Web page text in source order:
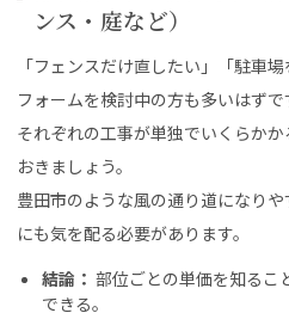
ンス・庭など）
「フェンスだけ直したい」「駐車
フォームを検討中の方も多いはずで
それぞれの工事が単独でいくらか
おきましょう。
豊田市のような風の通り道になり
にも気を配る必要があります。
結論： 部位ごとの単価を知るこ
できる。